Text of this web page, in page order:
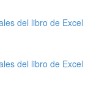
del libro de Excel
del libro de Excel